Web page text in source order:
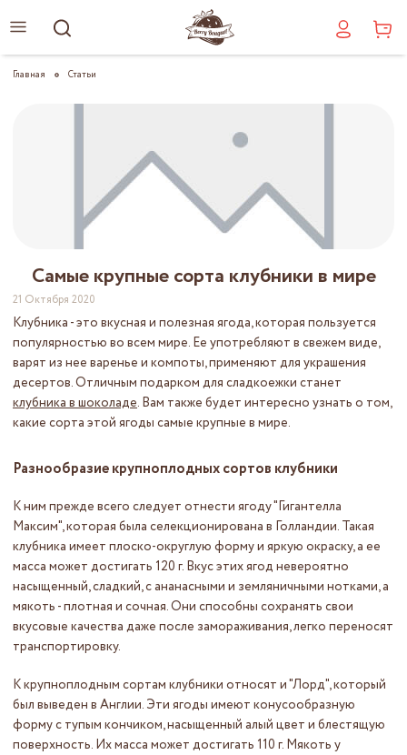
Главная Статьи
Самые крупные сорта клубники в мире
21 Октября 2020
Клубника - это вкусная и полезная ягода, которая пользуется
популярностью во всем мире. Ее употребляют в свежем виде,
варят из нее варенье и компоты, применяют для украшения
десертов. Отличным подарком для сладкоежки станет
клубника в шоколаде. Вам также будет интересно узнать о том,
какие сорта этой ягоды самые крупные в мире.
Разнообразие крупноплодных сортов клубники
К ним прежде всего следует отнести ягоду "Гигантелла
Максим", которая была селекционирована в Голландии. Такая
клубника имеет плоско-округлую форму и яркую окраску, а ее
масса может достигать 120 г. Вкус этих ягод невероятно
насыщенный, сладкий, с ананасными и земляничными нотками, а
мякоть - плотная и сочная. Они способны сохранять свои
вкусовые качества даже после замораживания, легко переносят
транспортировку.
К крупноплодным сортам клубники относят и "Лорд", который
был выведен в Англии. Эти ягоды имеют конусообразную
форму с тупым кончиком, насыщенный алый цвет и блестящую
поверхность. Их масса может достигать 110 г. Мякоть у